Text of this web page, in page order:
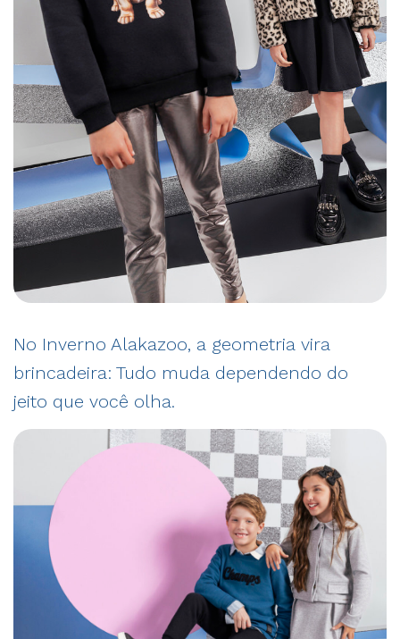
No Inverno Alakazoo, a geometria vira
brincadeira: Tudo muda dependendo do
jeito que você olha.